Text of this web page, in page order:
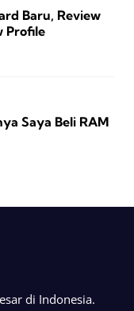
Baru, Review
Profile
Saya Beli RAM
di Indonesia.